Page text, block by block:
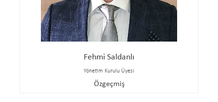
Fehmi Saldanlı
Yönetim Kurulu Üyesi
Özgeçmiş